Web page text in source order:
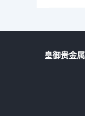
皇御贵金属